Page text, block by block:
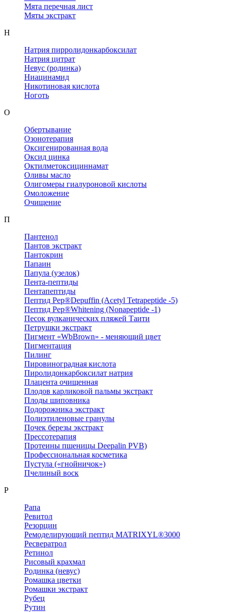
Мята перечная лист
Мяты экстракт
Н
Натрия пирролидонкарбоксилат
Натрия цитрат
Невус (родинка)
Ниацинамид
Никотиновая кислота
Ноготь
О
Обертывание
Озонотерапия
Оксигенированная вода
Оксид цинка
Октилметоксициннамат
Оливы масло
Олигомеры гиалуроновой кислоты
Омоложение
Очищение
П
Пантенол
Пантов экстракт
Пантокрин
Папаин
Папула (узелок)
Пента-пептиды
Пентапептиды
Пептид Pep®Depuffin (Acetyl Tetrapeptide -5)
Пептид Pep®Whitening (Nonapeptide -1)
Песок вулканических пляжей Таити
Петрушки экстракт
Пигмент «WbBrown» - меняющий цвет
Пигментация
Пилинг
Пировиноградная кислота
Пиролидонкарбоксилат натрия
Плацента очищенная
Плодов карликовой пальмы экстракт
Плоды шиповника
Подорожника экстракт
Полиэтиленовые гранулы
Почек березы экстракт
Прессотерапия
Протеины пшеницы Deepalin PVB)
Профессиональная косметика
Пустула («гнойничок»)
Пчелиный воск
Р
Рапа
Ревитол
Резорцин
Ремоделирующий пептид MATRIXYL®3000
Ресвератрол
Ретинол
Рисовый крахмал
Родинка (невус)
Ромашка цветки
Ромашки экстракт
Рубец
Рутин